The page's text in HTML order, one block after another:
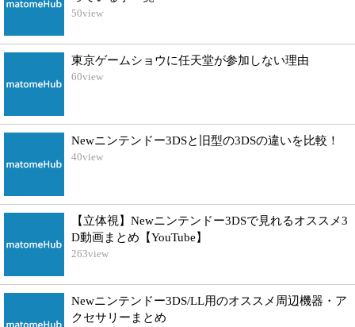
50view
東京ゲームショウに任天堂が参加しない理由
60view
Newニンテンドー3DSと旧型の3DSの違いを比較！
40view
【立体視】Newニンテンドー3DSで見れるオススメ3
D動画まとめ【YouTube】
263view
Newニンテンドー3DS/LL用のオススメ周辺機器・ア
クセサリーまとめ